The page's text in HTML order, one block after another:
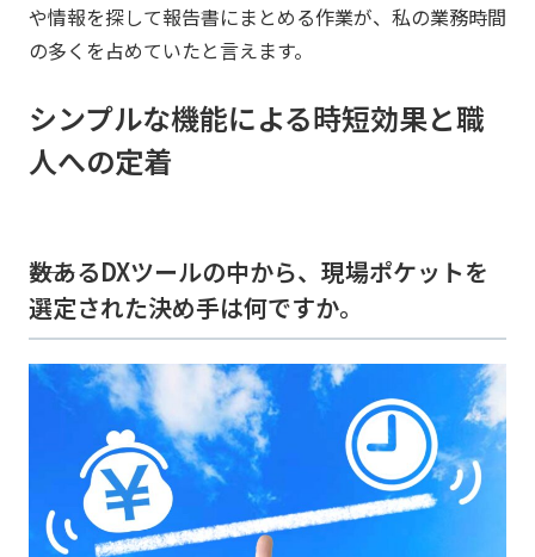
や情報を探して報告書にまとめる作業が、私の業務時間
の多くを占めていたと言えます。
シンプルな機能による時短効果と職
人への定着
――数あるDXツールの中から、現場ポケットを
選定された決め手は何ですか。